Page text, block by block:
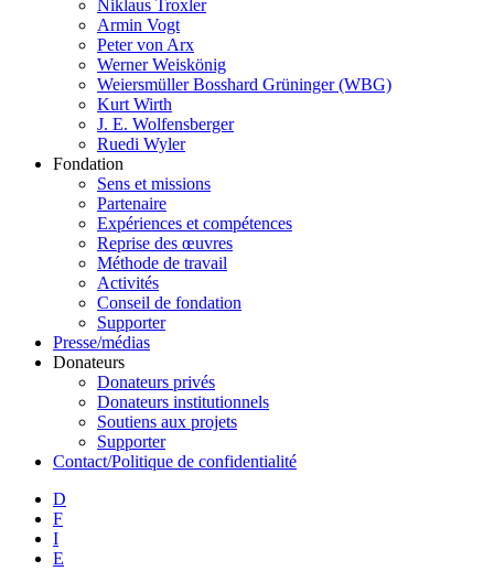
Niklaus Troxler
Armin Vogt
Peter von Arx
Werner Weiskönig
Weiersmüller Bosshard Grüninger (WBG)
Kurt Wirth
J. E. Wolfensberger
Ruedi Wyler
Fondation
Sens et missions
Partenaire
Expériences et compétences
Reprise des œuvres
Méthode de travail
Activités
Conseil de fondation
Supporter
Presse/médias
Donateurs
Donateurs privés
Donateurs institutionnels
Soutiens aux projets
Supporter
Contact/Politique de confidentialité
D
F
I
E